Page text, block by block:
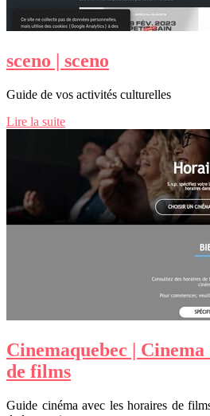
sceno | sceno
Guide de vos activités culturelles
Lire la suite
Cinemaque­bec |
de films
Guide cinéma avec les horaires de